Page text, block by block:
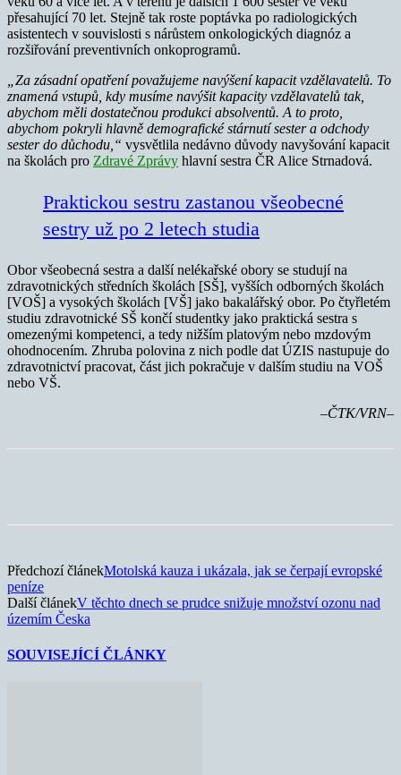
přesahující 70 let. Stejně tak roste poptávka po radiologických
asistentech v souvislosti s nárůstem onkologických diagnóz a
rozšiřování preventivních onkoprogramů.
„Za zásadní opatření považujeme navýšení kapacit vzdělavatelů. To
znamená vstupů, kdy musíme navýšit kapacity vzdělavatelů tak,
abychom měli dostatečnou produkci absolventů. A to proto,
abychom pokryli hlavně demografické stárnutí sester a odchody
sester do důchodu,“ vysvětlila nedávno důvody navyšování kapacit
na školách pro Zdravé Zprávy hlavní sestra ČR Alice Strnadová.
Praktickou sestru zastanou všeobecné
sestry už po 2 letech studia
Obor všeobecná sestra a další nelékařské obory se studují na
zdravotnických středních školách [SŠ], vyšších odborných školách
[VOŠ] a vysokých školách [VŠ] jako bakalářský obor. Po čtyřletém
studiu zdravotnické SŠ končí studentky jako praktická sestra s
omezenými kompetenci, a tedy nižším platovým nebo mzdovým
ohodnocením. Zhruba polovina z nich podle dat ÚZIS nastupuje do
zdravotnictví pracovat, část jich pokračuje v dalším studiu na VOŠ
nebo VŠ.
–ČTK/VRN–
Předchozí článekMotolská kauza i ukázala, jak se čerpají evropské
peníze
Další článekV těchto dnech se prudce snižuje množství ozonu nad
územím Česka
SOUVISEJÍCÍ ČLÁNKY